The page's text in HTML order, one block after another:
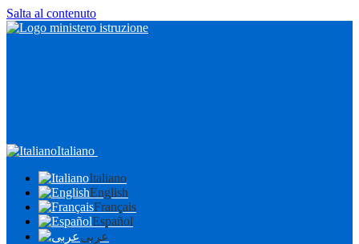
Salta al contenuto
Italiano
Italiano
English
Français
Español
عربى